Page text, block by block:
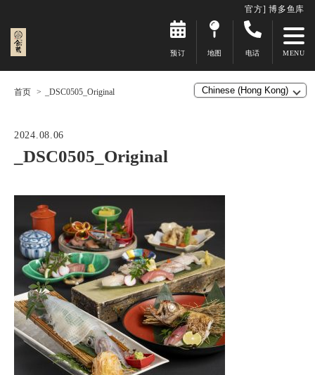
官方] 博多鱼库
预订 地图 电话
首页 _DSC0505_Original
2024.08.06
_DSC0505_Original